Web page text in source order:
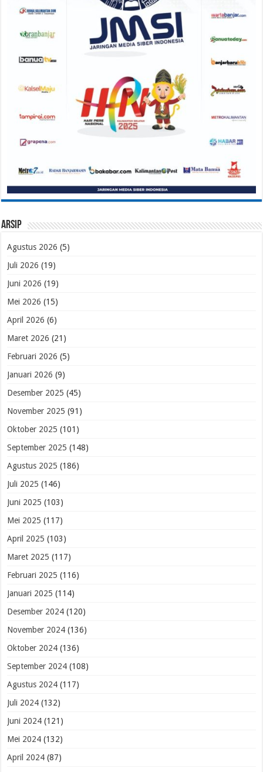
Arsip
Agustus 2026 (5)
Juli 2026 (19)
Juni 2026 (19)
Mei 2026 (15)
April 2026 (6)
Maret 2026 (21)
Februari 2026 (5)
Januari 2026 (9)
Desember 2025 (45)
November 2025 (91)
Oktober 2025 (101)
September 2025 (148)
Agustus 2025 (186)
Juli 2025 (146)
Juni 2025 (103)
Mei 2025 (117)
April 2025 (103)
Maret 2025 (117)
Februari 2025 (116)
Januari 2025 (114)
Desember 2024 (120)
November 2024 (136)
Oktober 2024 (136)
September 2024 (108)
Agustus 2024 (117)
Juli 2024 (132)
Juni 2024 (121)
Mei 2024 (132)
April 2024 (87)